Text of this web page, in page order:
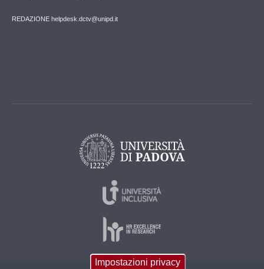
REDAZIONE helpdesk.dctv@unipd.it
Impostazioni privacy